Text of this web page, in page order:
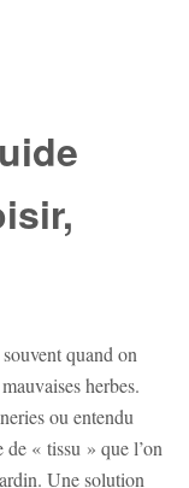
quand on
herbes.
ou entendu
de « tissu » que l’on
Une solution